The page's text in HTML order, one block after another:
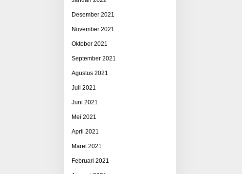
Desember 2021
November 2021
Oktober 2021
September 2021
Agustus 2021
Juli 2021
Juni 2021
Mei 2021
April 2021
Maret 2021
Februari 2021